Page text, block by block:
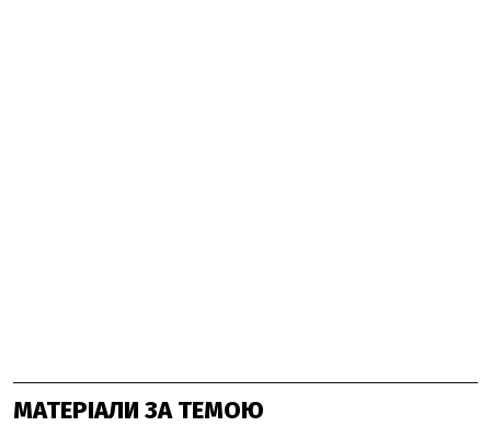
МАТЕРІАЛИ ЗА ТЕМОЮ